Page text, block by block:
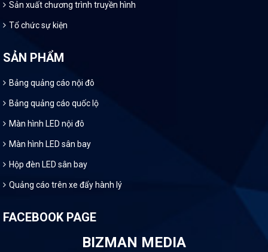
Sản xuất chương trình truyền hình
Tổ chức sự kiện
SẢN PHẨM
Bảng quảng cáo nội đô
Bảng quảng cáo quốc lộ
Màn hình LED nội đô
Màn hình LED sân bay
Hộp đèn LED sân bay
Quảng cáo trên xe đẩy hành lý
FACEBOOK PAGE
BIZMAN MEDIA